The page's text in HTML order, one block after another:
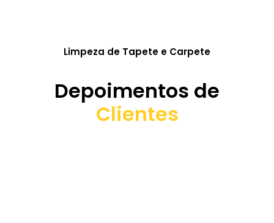
Limpeza de Tapete e Carpete
Depoimentos de
Clientes